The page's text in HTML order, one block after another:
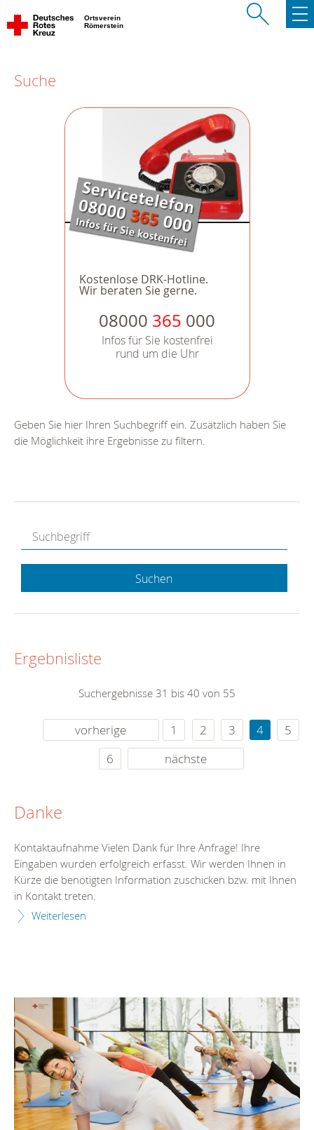
Ortsverein
Römerstein
Suche
Kostenlose DRK-Hotline.
Wir beraten Sie gerne.
08000 365 000
Infos für Sie kostenfrei
rund um die Uhr
Geben Sie hier Ihren Suchbegriff ein. Zusätzlich haben Sie
die Möglichkeit ihre Ergebnisse zu filtern.
Suchen
Ergebnisliste
Suchergebnisse 31 bis 40 von 55
vorherige 1 2 3 4
5
6
nächste
Danke
Kontaktaufnahme Vielen Dank für Ihre Anfrage! Ihre
Eingaben wurden erfolgreich erfasst. Wir werden Ihnen in
Kürze die benötigten Information zuschicken bzw. mit Ihnen
in Kontakt treten.
Weiterlesen